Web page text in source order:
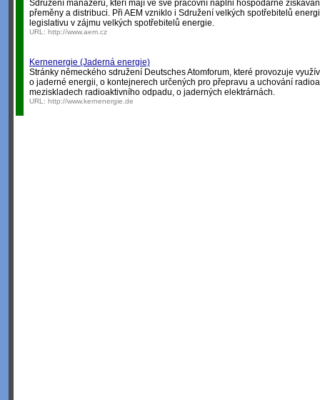
Sdružení manažerů, kteří mají ve své pracovní náplni hospodárné
přeměny a distribuci. Při AEM vzniklo i Sdružení velkých spotřebitelů
legislativu v zájmu velkých spotřebitelů energie.
URL: http://www.aem.cz
Kernenergie (Jaderná energie)
Stránky německého sdružení Deutsches Atomforum, které provozuje
o jaderné energii, o kontejnerech určených pro přepravu a uchování
meziskladech radioaktivního odpadu, o jaderných elektrárnách.
URL: http://www.kernenergie.de